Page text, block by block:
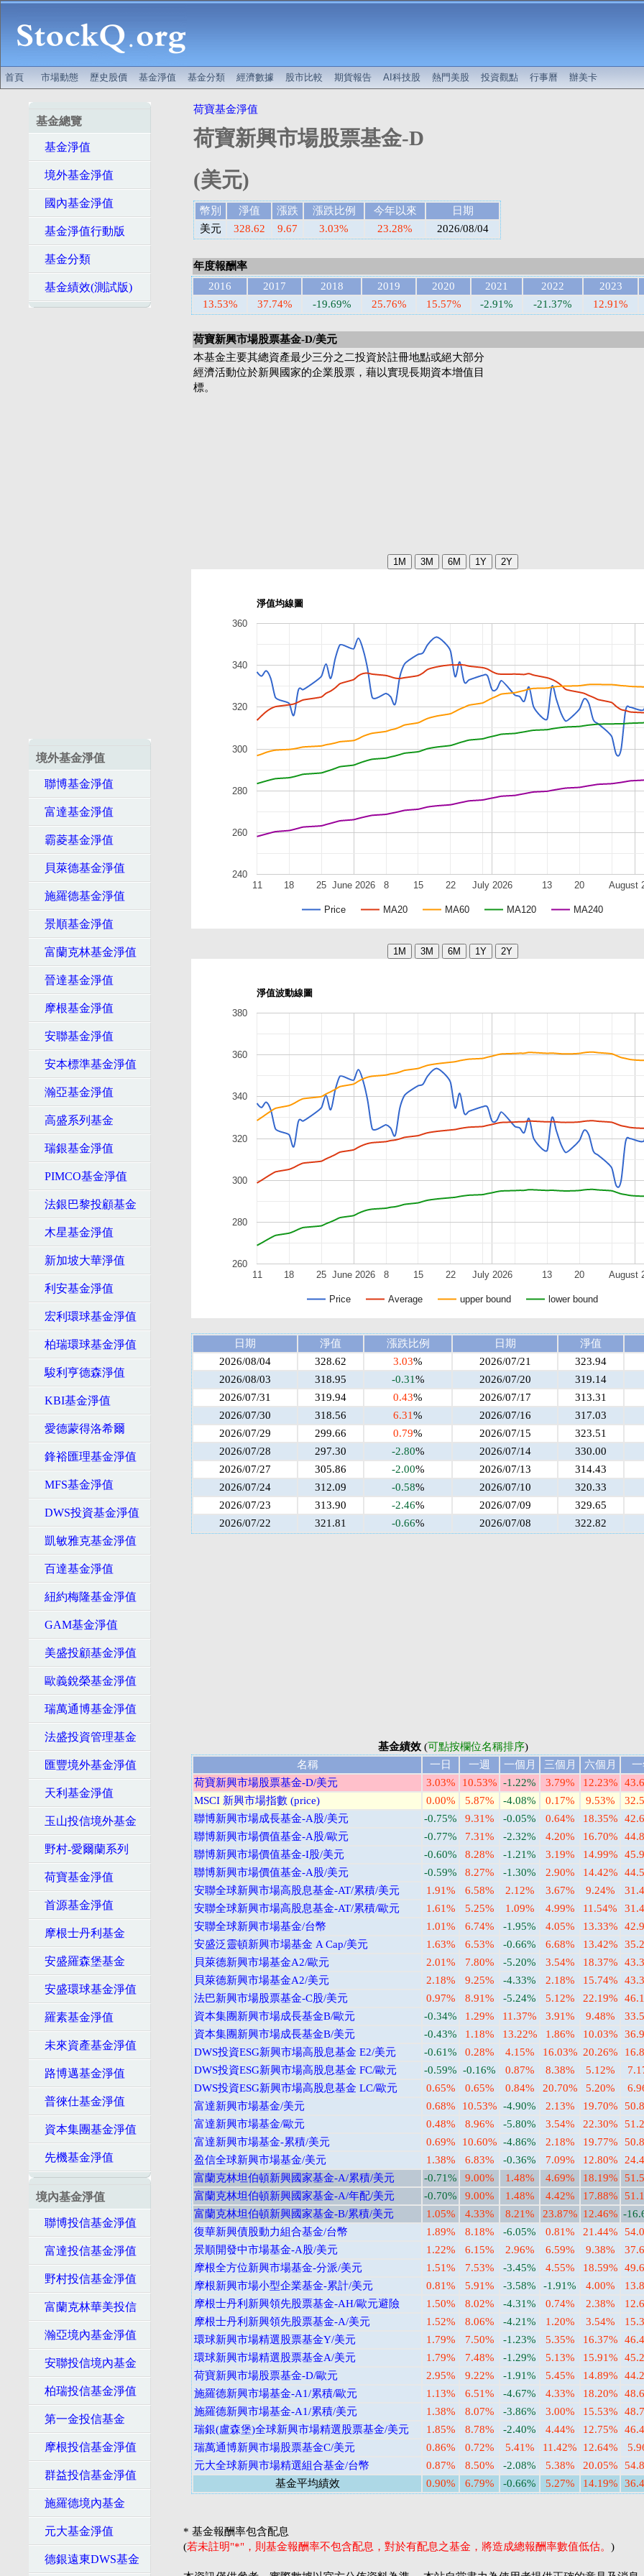
首頁 市場動態 歷史股價 基金淨值 基金分類 經濟數據 股市比較 期貨報告 AI科技股 熱門美股 投資觀點 行事曆 辦美卡
基金總覽
基金淨值
境外基金淨值
國內基金淨值
基金淨值行動版
基金分類
基金績效(測試版)
境外基金淨值
聯博基金淨值
富達基金淨值
霸菱基金淨值
貝萊德基金淨值
施羅德基金淨值
景順基金淨值
富蘭克林基金淨值
晉達基金淨值
摩根基金淨值
安聯基金淨值
安本標準基金淨值
瀚亞基金淨值
高盛系列基金
瑞銀基金淨值
PIMCO基金淨值
法銀巴黎投顧基金
木星基金淨值
新加坡大華淨值
利安基金淨值
宏利環球基金淨值
柏瑞環球基金淨值
駿利亨德森淨值
KBI基金淨值
愛德蒙得洛希爾
鋒裕匯理基金淨值
MFS基金淨值
DWS投資基金淨值
凱敏雅克基金淨值
百達基金淨值
紐約梅隆基金淨值
GAM基金淨值
美盛投顧基金淨值
歐義銳榮基金淨值
瑞萬通博基金淨值
法盛投資管理基金
匯豐境外基金淨值
天利基金淨值
玉山投信境外基金
野村-愛爾蘭系列
荷寶基金淨值
首源基金淨值
摩根士丹利基金
安盛羅森堡基金
安盛環球基金淨值
羅素基金淨值
未來資產基金淨值
路博邁基金淨值
普徠仕基金淨值
資本集團基金淨值
先機基金淨值
境內基金淨值
聯博投信基金淨值
富達投信基金淨值
野村投信基金淨值
富蘭克林華美投信
瀚亞境內基金淨值
安聯投信境內基金
柏瑞投信基金淨值
第一金投信基金
摩根投信基金淨值
群益投信基金淨值
施羅德境內基金
元大基金淨值
德銀遠東DWS基金
荷寶基金淨值
荷寶新興市場股票基金-D
(美元)
幣別 淨值 漲跌 漲跌比例 今年以來
日期
美元
328.62 9.67 3.03% 23.28% 2026/08/04
年度報酬率
2016
2017 2018 2019 2020 2021 2022
2023
13.53%
37.74% -19.69% 25.76% 15.57% -2.91% -21.37% 12.91%
荷寶新興市場股票基金-D/美元
本基金主要其總資產最少三分之二投資於註冊地點或絕大部分
經濟活動位於新興國家的企業股票，藉以實現長期資本增值目
標。
淨值均線圖
Price MA20 MA60 MA120 MA240
June 2026 July 2026 August
11 18 25 8 15 22 13 20
240
260
280
300
320
340
360
淨值波動線圖
Price Average upper bound lower bound
June 2026 July 2026 August
11 18 25 8 15 22 13 20
260
280
300
320
340
360
380
日期 淨值 漲跌比例 日期
淨值
2026/08/04
328.62 3.03% 2026/07/21
323.94
2026/08/03
318.95 -0.31% 2026/07/20
319.14
2026/07/31
319.94 0.43% 2026/07/17
313.31
2026/07/30
318.56 6.31% 2026/07/16
317.03
2026/07/29
299.66 0.79% 2026/07/15
323.51
2026/07/28
297.30 -2.80% 2026/07/14
330.00
2026/07/27
305.86 -2.00% 2026/07/13
314.43
2026/07/24
312.09 -0.58% 2026/07/10
320.33
2026/07/23
313.90 -2.46% 2026/07/09
329.65
2026/07/22
321.81 -0.66% 2026/07/08 322.82
基金績效(可點按欄位名稱排序)
名稱
一日 一週 一個月 三個月 六個月
荷寶新興市場股票基金-D/美元
3.03% 10.53% -1.22% 3.79% 12.23%
MSCI 新興市場指數 (price)
0.00% 5.87% -4.08% 0.17% 9.53%
聯博新興市場成長基金-A股/美元
-0.75% 9.31% -0.05% 0.64% 18.35%
聯博新興市場價值基金-A股/歐元
-0.77% 7.31% -2.32% 4.20% 16.70%
聯博新興市場價值基金-I股/美元
-0.60% 8.28% -1.21% 3.19% 14.99%
聯博新興市場價值基金-A股/美元
-0.59% 8.27% -1.30% 2.90% 14.42%
安聯全球新興市場高股息基金-AT/累積/美元
1.91% 6.58% 2.12% 3.67% 9.24%
安聯全球新興市場高股息基金-AT/累積/歐元
1.61% 5.25% 1.09% 4.99% 11.54%
安聯全球新興市場基金/台幣
1.01% 6.74% -1.95% 4.05% 13.33%
安盛泛靈頓新興市場基金 A Cap/美元
1.63% 6.53% -0.66% 6.68% 13.42%
貝萊德新興市場基金A2/歐元
2.01% 7.80% -5.20% 3.54% 18.37%
貝萊德新興市場基金A2/美元
2.18% 9.25% -4.33% 2.18% 15.74%
法巴新興市場股票基金-C股/美元
0.97% 8.91% -5.24% 5.12% 22.19%
資本集團新興市場成長基金B/歐元
-0.34% 1.29% 11.37% 3.91% 9.48%
資本集團新興市場成長基金B/美元
-0.43% 1.18% 13.22% 1.86% 10.03%
DWS投資ESG新興市場高股息基金 E2/美元
-0.61% 0.28% 4.15% 16.03% 20.26%
DWS投資ESG新興市場高股息基金 FC/歐元
-0.59% -0.16% 0.87% 8.38% 5.12%
DWS投資ESG新興市場高股息基金 LC/歐元
0.65% 0.65% 0.84% 20.70% 5.20%
富達新興市場基金/美元
0.68% 10.53% -4.90% 2.13% 19.70%
富達新興市場基金/歐元
0.48% 8.96% -5.80% 3.54% 22.30%
富達新興市場基金-累積/美元
0.69% 10.60% -4.86% 2.18% 19.77%
盈信全球新興市場基金/美元
1.38% 6.83% -0.36% 7.09% 12.80%
富蘭克林坦伯頓新興國家基金-A/累積/美元
-0.71% 9.00% 1.48% 4.69% 18.19%
富蘭克林坦伯頓新興國家基金-A/年配/美元
-0.70% 9.00% 1.48% 4.42% 17.88%
富蘭克林坦伯頓新興國家基金-B/累積/美元
1.05% 4.33% 8.21% 23.87% 12.46% -
復華新興債股動力組合基金/台幣
1.89% 8.18% -6.05% 0.81% 21.44%
景順開發中市場基金-A股/美元
1.22% 6.15% 2.96% 6.59% 9.38%
摩根全方位新興市場基金-分派/美元
1.51% 7.53% -3.45% 4.55% 18.59%
摩根新興市場小型企業基金-累計/美元
0.81% 5.91% -3.58% -1.91% 4.00%
摩根士丹利新興領先股票基金-AH/歐元避險
1.50% 8.02% -4.31% 0.74% 2.38%
摩根士丹利新興領先股票基金-A/美元
1.52% 8.06% -4.21% 1.20% 3.54%
環球新興市場精選股票基金Y/美元
1.79% 7.50% -1.23% 5.35% 16.37%
環球新興市場精選股票基金A/美元
1.79% 7.48% -1.29% 5.13% 15.91%
荷寶新興市場股票基金-D/歐元
2.95% 9.22% -1.91% 5.45% 14.89%
施羅德新興市場基金-A1/累積/歐元
1.13% 6.51% -4.67% 4.33% 18.20%
施羅德新興市場基金-A1/累積/美元
1.38% 8.07% -3.86% 3.00% 15.53%
瑞銀(盧森堡)全球新興市場精選股票基金/美元
1.85% 8.78% -2.40% 4.44% 12.75%
瑞萬通博新興市場股票基金C/美元
0.86% 0.72% 5.41% 11.42% 12.64%
元大全球新興市場精選組合基金/台幣
0.87% 8.50% -2.08% 5.38% 20.05%
基金平均績效
0.90% 6.79% -0.66% 5.27% 14.19%
* 基金報酬率包含配息
(若未註明"*"，則基金報酬率不包含配息，對於有配息之基金，將造成總報酬率數值低估。 )